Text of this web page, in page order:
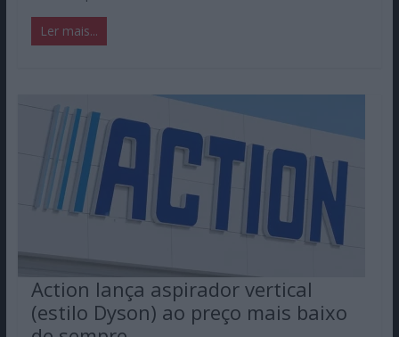
Ler mais...
Action lança aspirador vertical
(estilo Dyson) ao preço mais baixo